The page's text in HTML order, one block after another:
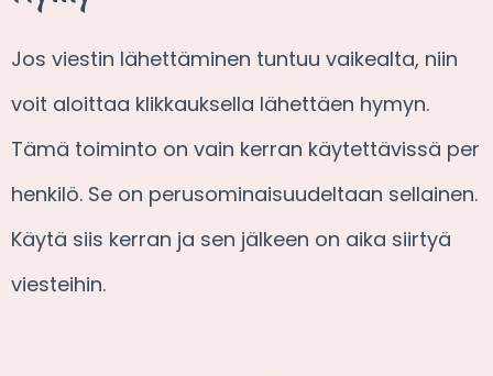
Jos viestin lähettäminen tuntuu vaikealta, niin
voit aloittaa klikkauksella lähettäen hymyn.
Tämä toiminto on vain kerran käytettävissä per
henkilö. Se on perusominaisuudeltaan sellainen.
Käytä siis kerran ja sen jälkeen on aika siirtyä
viesteihin.